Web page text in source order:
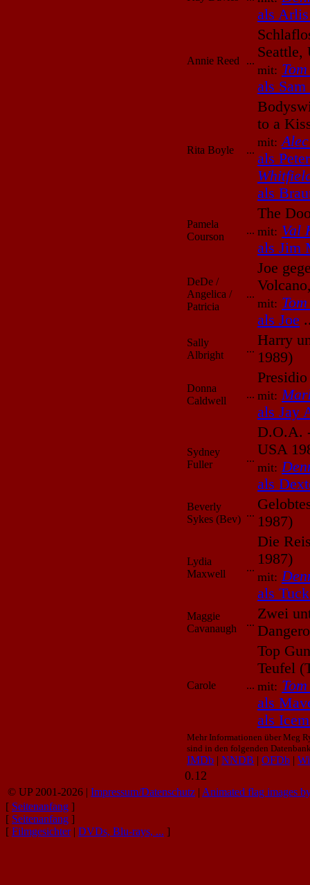
als
Annie Reed ...
Seattle,
mit:
als
Rita Boyle ...
to a
mit:
als
als
Pamela
Courson
...
The
mit: Val
als Jim
DeDe /
Angelica /
Patricia
...
Joe
mit:
als Joe
Sally
Albright
...
Harry
1989)
Donna
Caldwell
... mit:
als Jay
Sydney
Fuller
...
D.O.A.
USA
mit:
als
Beverly
Sykes (Bev)
...
1987)
Lydia
Maxwell
...
Die
1987)
mit:
als
Maggie
Cavanaugh
...
Zwei
Carole ...
Top
Teufel
mit:
als
als
Mehr Informationen über Meg
sind in den folgenden
IMDb | NNDB | OFDb |
0.12
© UP 2001-2026 | Impressum/Datenschutz | Animated flag images
[ Seitenanfang ]
[ Seitenanfang ]
[ Filmgesichter| DVDs, Blu-rays, ... ]